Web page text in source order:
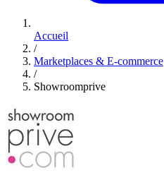
Accueil
/
Marketplaces & E-commerce
/
Showroomprive